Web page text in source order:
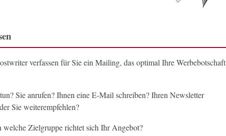
verfassen für Sie ein Mailing, das optimal Ihre Werbebotschaft
Sie anrufen? Ihnen eine E-Mail schreiben? Ihren Newsletter
Sie weiterempfehlen?
welche Zielgruppe richtet sich Ihr Angebot?